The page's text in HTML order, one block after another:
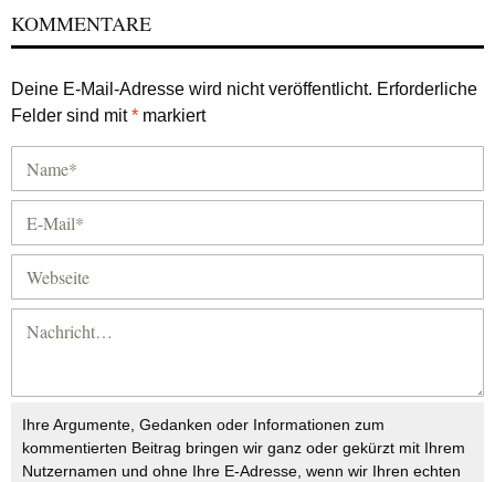
KOMMENTARE
Deine E-Mail-Adresse wird nicht veröffentlicht. Erforderliche
Felder sind mit* markiert
Ihre Argumente, Gedanken oder Informationen zum
kommentierten Beitrag bringen wir ganz oder gekürzt mit Ihrem
Nutzernamen und ohne Ihre E-Adresse, wenn wir Ihren echten